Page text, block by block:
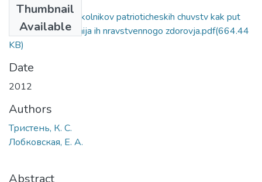
Thumbnail
Available
Vospitanie u doshkolnikov patrioticheskih chuvstv kak put
sovershenstvovanija ih nravstvennogo zdorovja.pdf(664.44
KB)
Date
2012
Authors
Тристень, К. С.
Лобковская, Е. А.
Abstract